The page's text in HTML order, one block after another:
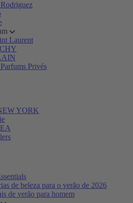
Laurent
Privés
YORK
de beleza para o verão de 2026
de verão para homem